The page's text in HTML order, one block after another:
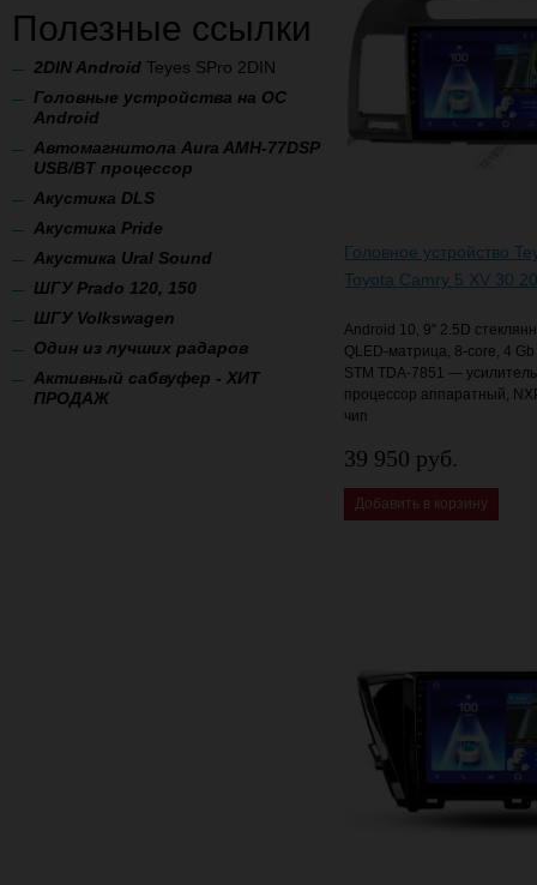
Полезные ссылки
2DIN Android Teyes SPro 2DIN
Головные устройства на ОС
Android
Автомагнитола Aura AMH-77DSP
USB/BT процессор
Акустика DLS
Акустика Pride
Акустика Ural Sound
ШГУ Prado 120, 150
ШГУ Volkswagen
Один из лучших радаров
Активный сабвуфер - ХИТ
ПРОДАЖ
Головное устройство
Toyota Camry 5 XV 30
Android 10, 9" 2.5D
QLED-матрица, 8-core, 4
STM TDA-7851 —
процессор аппаратный,
чип
39 950 руб.
Добавить в корзину